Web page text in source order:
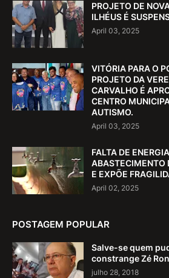
PROJETO DE
ILHÉUS É
April 03, 2025
VITÓRIA PARA O
PROJETO DA
CARVALHO É
CENTRO
AUTISMO.
April 03, 2025
FALTA DE
ABASTECIMENTO
E EXPÕE
April 02, 2025
POSTAGEM POPULAR
Salve-se quem
constrange Zé
julho 28, 2018